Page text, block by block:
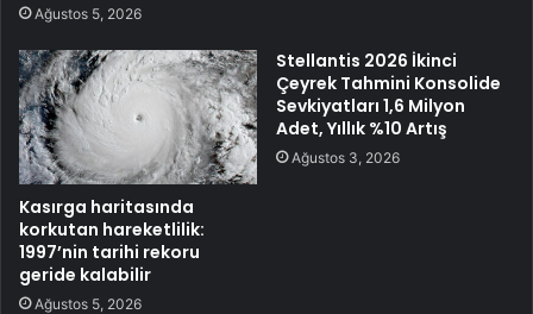
Ağustos 5, 2026
Kasırga haritasında
korkutan hareketlilik:
1997’nin tarihi rekoru
geride kalabilir
Ağustos 5, 2026
Stellantis 2026 İkinci
Çeyrek Tahmini Konsolide
Sevkiyatları 1,6 Milyon
Adet, Yıllık %10 Artış
Ağustos 3, 2026